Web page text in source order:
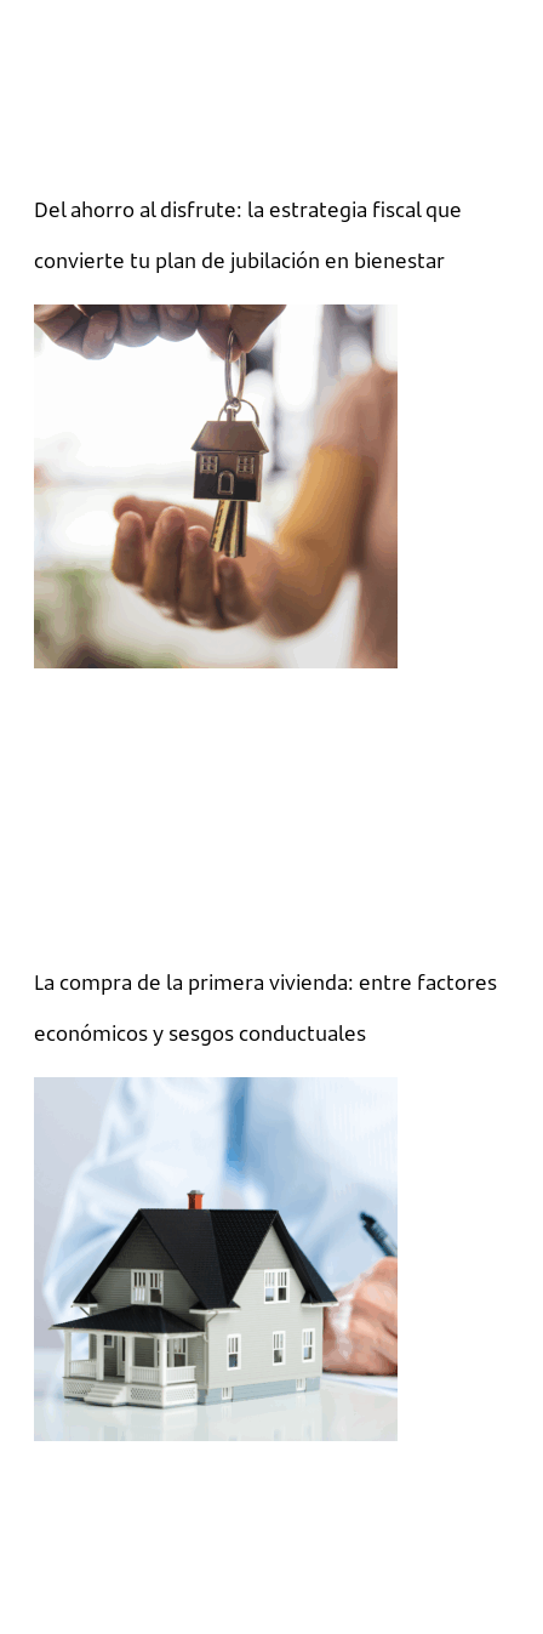
Del ahorro al disfrute: la estrategia fiscal que
convierte tu plan de jubilación en bienestar
La compra de la primera vivienda: entre factores
económicos y sesgos conductuales